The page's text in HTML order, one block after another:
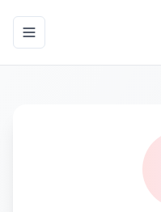
Toggle navigation menu